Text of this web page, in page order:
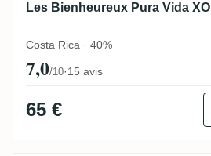
Les Bienheureux Pura Vida XO
Costa Rica · 40%
7,0/10·15 avis
65 €